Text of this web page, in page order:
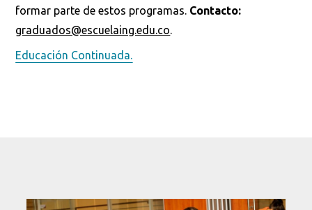
formar parte de estos programas. Contacto:
graduados@escuelaing.edu.co.
Educación Continuada.